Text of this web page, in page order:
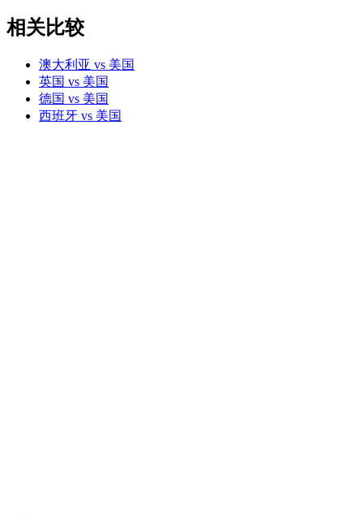
相关比较
澳大利亚 vs 美国
英国 vs 美国
德国 vs 美国
西班牙 vs 美国